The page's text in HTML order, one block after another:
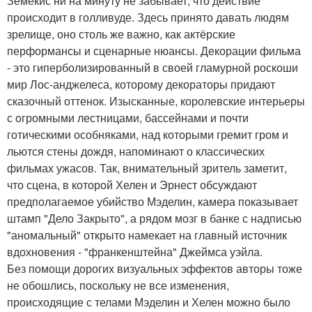
происходит в голливуде. Здесь принято давать людям
зрелище, оно столь же важно, как актёрские
перформансы и сценарные нюансы. Декорации фильма
- это гиперболизированный в своей гламурной роскоши
мир Лос-анджелеса, которому декораторы придают
сказочный оттенок. Изысканные, королевские интерьеры
с огромными лестницами, бассейнами и почти
готическими особняками, над которыми гремит гром и
льются стены дождя, напоминают о классических
фильмах ужасов. Так, внимательный зритель заметит,
что сцена, в которой Хелен и Эрнест обсуждают
предполагаемое убийство Мэделин, камера показывает
штамп "Дело Закрыто", а рядом мозг в банке с надписью
"аномальный" открыто намекает на главный источник
вдохновения - "франкенштейна" Джеймса уэйла.
Без помощи дорогих визуальных эффектов авторы тоже
не обошлись, поскольку не все изменения,
происходящие с телами Мэделин и Хелен можно было